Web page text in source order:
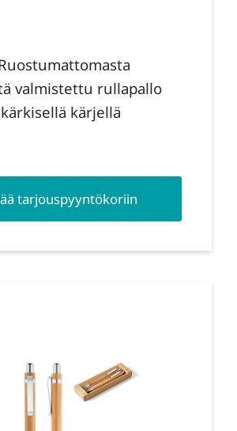
valmistettu rullapallo
kärjellä
tarjouspyyntökoriin